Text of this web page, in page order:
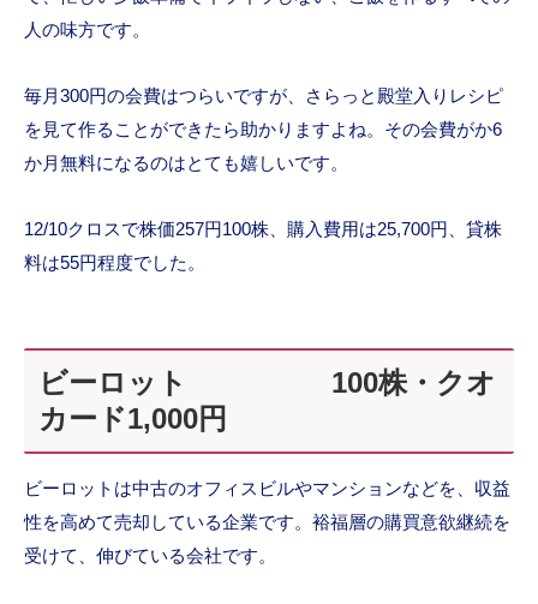
人の味方です。
毎月300円の会費はつらいですが、さらっと殿堂入りレシピ
を見て作ることができたら助かりますよね。その会費がか6
か月無料になるのはとても嬉しいです。
12/10クロスで株価257円100株、購入費用は25,700円、貸株
料は55円程度でした。
ビーロット 100株・クオ
カード1,000円
ビーロットは中古のオフィスビルやマンションなどを、収益
性を高めて売却している企業です。裕福層の購買意欲継続を
受けて、伸びている会社です。